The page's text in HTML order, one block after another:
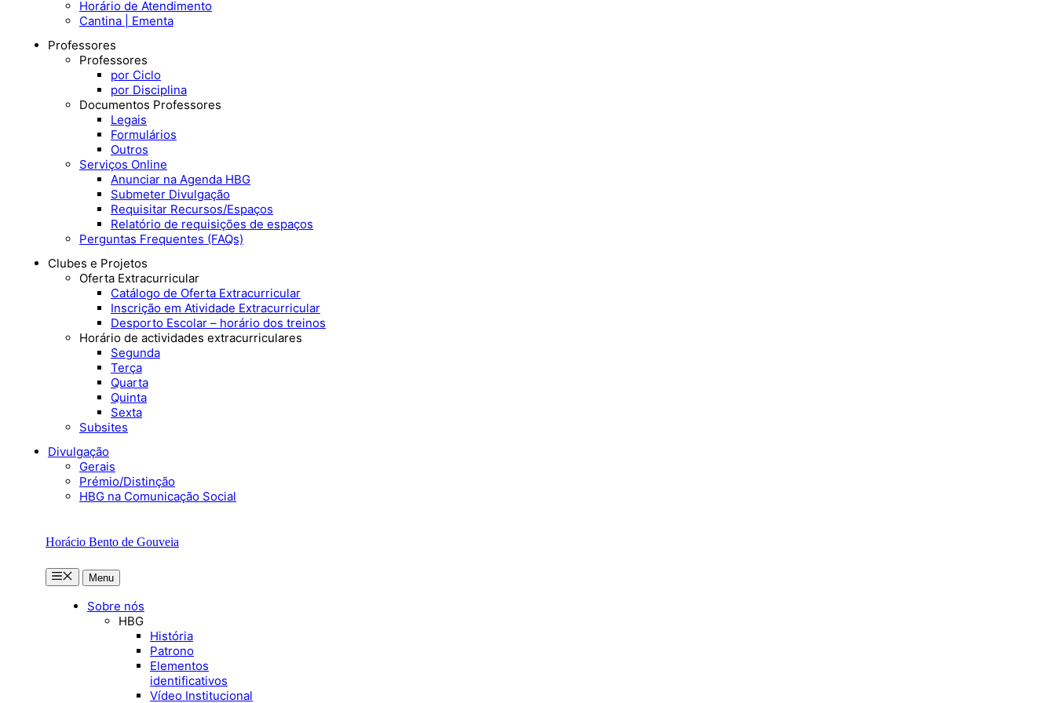
Horário de Atendimento
Cantina | Ementa
Professores
Professores
por Ciclo
por Disciplina
Documentos Professores
Legais
Formulários
Outros
Serviços Online
Anunciar na Agenda HBG
Submeter Divulgação
Requisitar Recursos/Espaços
Relatório de requisições de espaços
Perguntas Frequentes (FAQs)
Clubes e Projetos
Oferta Extracurricular
Catálogo de Oferta Extracurricular
Inscrição em Atividade Extracurricular
Desporto Escolar – horário dos treinos
Horário de actividades extracurriculares
Segunda
Terça
Quarta
Quinta
Sexta
Subsites
Divulgação
Gerais
Prémio/Distinção
HBG na Comunicação Social
Horácio Bento de Gouveia
MenuMenu
Sobre nós
HBG
História
Patrono
Elementos
identificativos
Vídeo Institucional